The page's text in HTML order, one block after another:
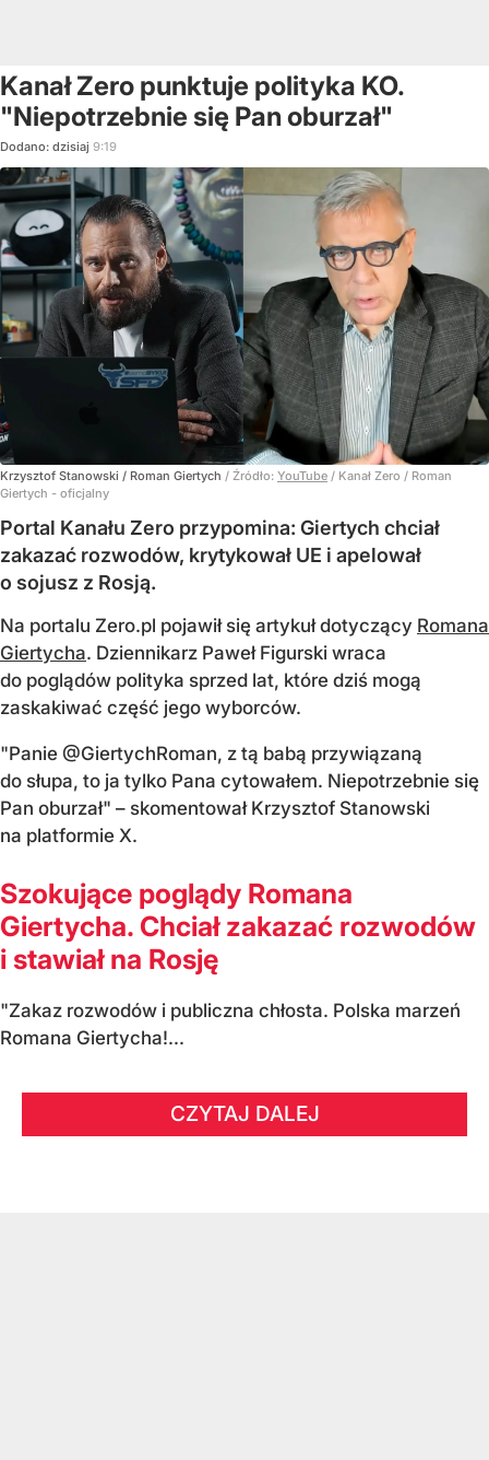
Kanał Zero punktuje polityka KO.
"Niepotrzebnie się Pan oburzał"
Dodano: dzisiaj 9:19
Krzysztof Stanowski / Roman Giertych / Źródło: YouTube / Kanał Zero / Roman
Giertych - oficjalny
Portal Kanału Zero przypomina: Giertych chciał
zakazać rozwodów, krytykował UE i apelował
o sojusz z Rosją.
Na portalu Zero.pl pojawił się artykuł dotyczący Romana
Giertycha. Dziennikarz Paweł Figurski wraca
do poglądów polityka sprzed lat, które dziś mogą
zaskakiwać część jego wyborców.
"Panie @GiertychRoman, z tą babą przywiązaną
do słupa, to ja tylko Pana cytowałem. Niepotrzebnie się
Pan oburzał" – skomentował Krzysztof Stanowski
na platformie X.
Szokujące poglądy Romana
Giertycha. Chciał zakazać rozwodów
i stawiał na Rosję
"Zakaz rozwodów i publiczna chłosta. Polska marzeń
Romana Giertycha!...
CZYTAJ DALEJ